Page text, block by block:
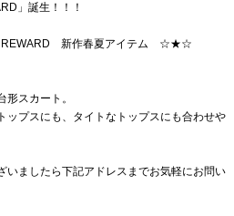
」誕生！！！
新作春夏アイテム ☆★☆
形スカート。
ップスにも、タイトなトップスにも合わせや
いましたら下記アドレスまでお気軽にお問い